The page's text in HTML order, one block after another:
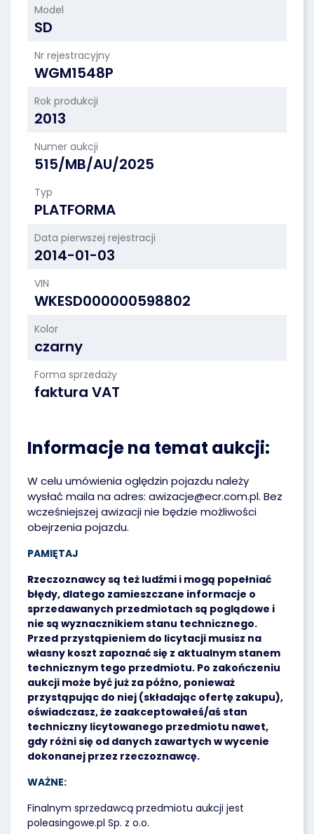
Model
SD
Nr rejestracyjny
WGM1548P
Rok produkcji
2013
Numer aukcji
515/MB/AU/2025
Typ
PLATFORMA
Data pierwszej rejestracji
2014-01-03
VIN
WKESD000000598802
Kolor
czarny
Forma sprzedaży
faktura VAT
Informacje na temat aukcji:
W celu umówienia oględzin pojazdu należy
wysłać maila na adres: awizacje@ecr.com.pl. Bez
wcześniejszej awizacji nie będzie możliwości
obejrzenia pojazdu.
PAMIĘTAJ
Rzeczoznawcy są też ludźmi i mogą popełniać
błędy, dlatego zamieszczane informacje o
sprzedawanych przedmiotach są poglądowe i
nie są wyznacznikiem stanu technicznego.
Przed przystąpieniem do licytacji musisz na
własny koszt zapoznać się z aktualnym stanem
technicznym tego przedmiotu. Po zakończeniu
aukcji może być już za późno, ponieważ
przystąpując do niej (składając ofertę zakupu),
oświadczasz, że zaakceptowałeś/aś stan
techniczny licytowanego przedmiotu nawet,
gdy różni się od danych zawartych w wycenie
dokonanej przez rzeczoznawcę.
WAŻNE:
Finalnym sprzedawcą przedmiotu aukcji jest
poleasingowe.pl Sp. z o.o.